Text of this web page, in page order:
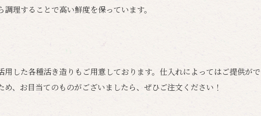
調理することで高い鮮度を保っています。
用した各種活き造りもご用意しております。仕入れによってはご提供がで
め、お目当てのものがございましたら、ぜひご注文ください！